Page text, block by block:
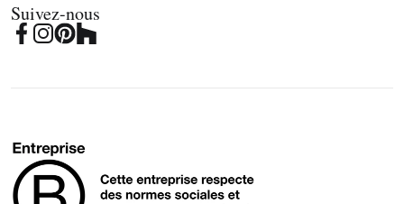
Suivez-nous